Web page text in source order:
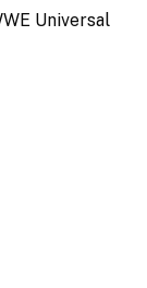
Universal